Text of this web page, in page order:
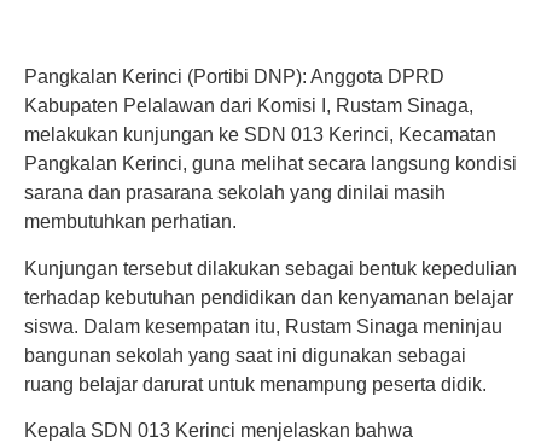
Pangkalan Kerinci (Portibi DNP): Anggota DPRD
Kabupaten Pelalawan dari Komisi I, Rustam Sinaga,
melakukan kunjungan ke SDN 013 Kerinci, Kecamatan
Pangkalan Kerinci, guna melihat secara langsung kondisi
sarana dan prasarana sekolah yang dinilai masih
membutuhkan perhatian.
Kunjungan tersebut dilakukan sebagai bentuk kepedulian
terhadap kebutuhan pendidikan dan kenyamanan belajar
siswa. Dalam kesempatan itu, Rustam Sinaga meninjau
bangunan sekolah yang saat ini digunakan sebagai
ruang belajar darurat untuk menampung peserta didik.
Kepala SDN 013 Kerinci menjelaskan bahwa